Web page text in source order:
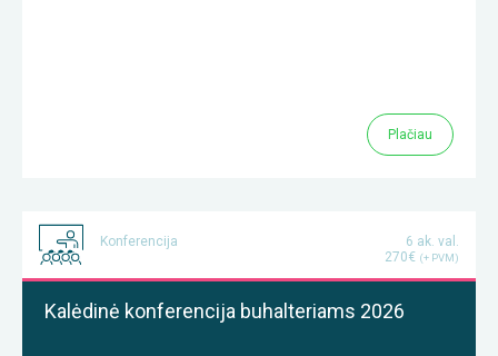
Plačiau
Konferencija
6 ak. val.
270€ (+ PVM)
Kalėdinė konferencija buhalteriams 2026